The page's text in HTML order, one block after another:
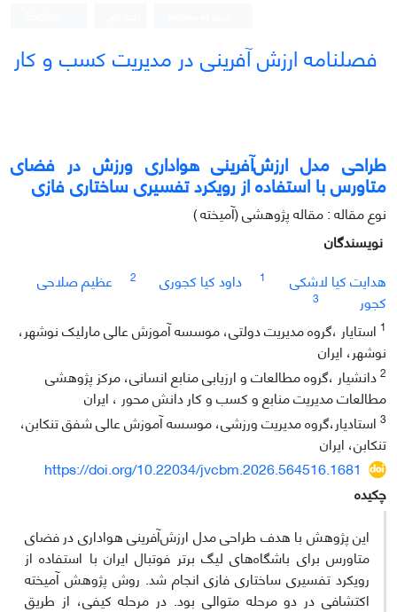
فصلنامه ارزش آفرینی در مدیریت کسب و کار
طراحی مدل ارزش‌آفرینی هواداری ورزش در فضای
متاورس با استفاده از رویکرد تفسیری ساختاری فازی
نوع مقاله : مقاله پژوهشی (آمیخته )
نویسندگان
هدایت کیا لاشکی
1 داود کیا کجوری 2
عظیم صلاحی
کجور
3
1 استایار ،گروه مدیریت دولتی، موسسه آموزش عالی مارلیک نوشهر،
نوشهر، ایران
2دانشیار ،گروه مطالعات و ارزیابی منابع انسانی، مرکز پژوهشی
مطالعات مدیریت منابع و کسب و کار دانش محور ، ایران
3 استادیار،گروه مدیریت ورزشی، موسسه آموزش عالی شفق تنکابن،
تنکابن، ایران
https://doi.org/10.22034/jvcbm.2026.564516.1681
چکیده
این پژوهش با هدف طراحی مدل ارزش‌آفرینی هواداری در فضای
متاورس برای باشگاه‌های لیگ برتر فوتبال ایران با استفاده از
رویکرد تفسیری ساختاری فازی انجام شد. روش پژوهش آمیخته
اکتشافی در دو مرحله متوالی بود. در مرحله کیفی، از طریق